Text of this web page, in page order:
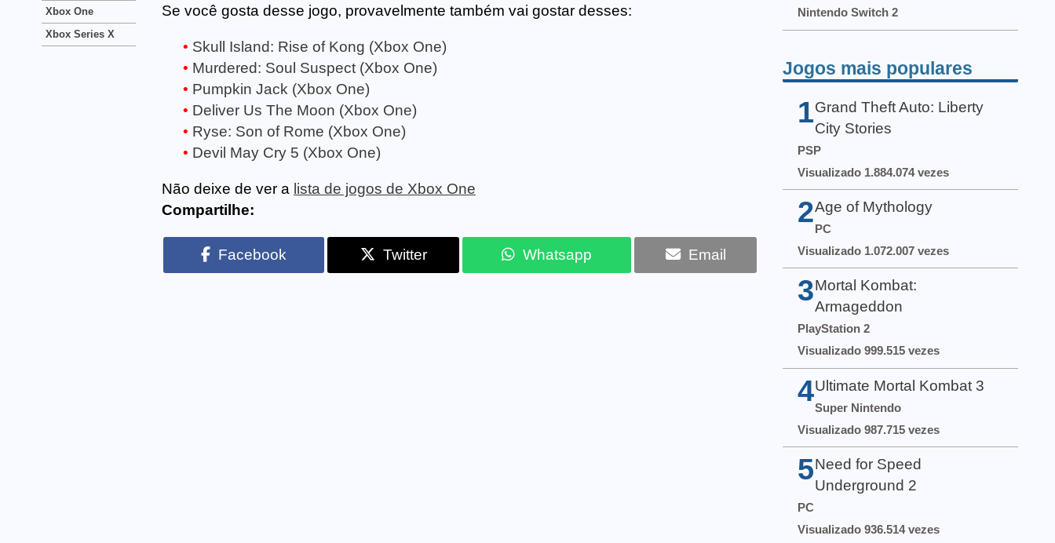
Se você gosta desse jogo, provavelmente também vai gostar desses:
Skull Island: Rise of Kong (Xbox One)
Murdered: Soul Suspect (Xbox One)
Pumpkin Jack (Xbox One)
Deliver Us The Moon (Xbox One)
Ryse: Son of Rome (Xbox One)
Devil May Cry 5 (Xbox One)
Não deixe de ver a lista de jogos de Xbox One
Compartilhe:
Facebook Twitter Whatsapp Email
Xbox One
Xbox Series X
Nintendo Switch 2
Jogos mais populares
1 Grand Theft Auto: Liberty
City Stories
PSP
Visualizado 1.884.074 vezes
2Age of Mythology
PC
Visualizado 1.072.007 vezes
3 Mortal Kombat:
Armageddon
PlayStation 2
Visualizado 999.515 vezes
4 Ultimate Mortal Kombat 3
Super Nintendo
Visualizado 987.715 vezes
5 Need for Speed
Underground 2
PC
Visualizado 936.514 vezes